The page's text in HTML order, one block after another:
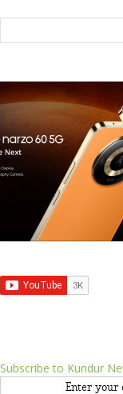
Subscribe to Kundur
Enter your